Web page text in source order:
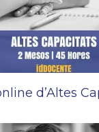
d’Altes